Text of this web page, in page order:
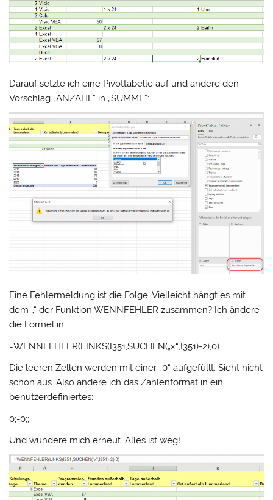
Darauf setzte ich eine Pivottabelle auf und ändere den
Vorschlag „ANZAHL“ in „SUMME“:
Eine Fehlermeldung ist die Folge. Vielleicht hängt es mit
dem „“ der Funktion WENNFEHLER zusammen? Ich ändere
die Formel in:
=WENNFEHLER(LINKS(I351;SUCHEN(„x“;I351)-2);0)
Die leeren Zellen werden mit einer „0“ aufgefüllt. Sieht nicht
schön aus. Also ändere ich das Zahlenformat in ein
benutzerdefiniertes:
0;-0;;
Und wundere mich erneut. Alles ist weg!